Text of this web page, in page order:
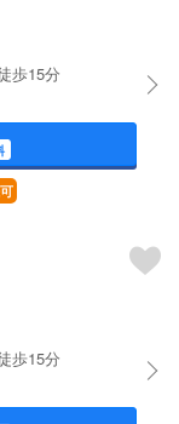
歩15分
歩15分